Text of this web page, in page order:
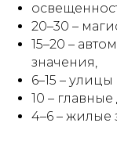
20–30 –
15–20 –
значения,
6–15 –
10 –
4–6 – жилые